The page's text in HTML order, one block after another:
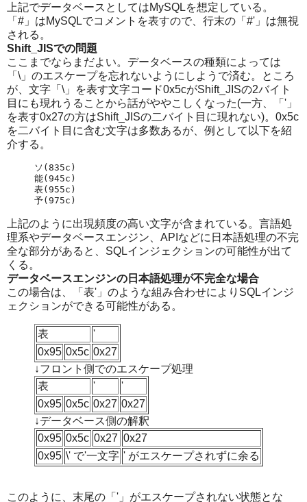
上記でデータベースとしてはMySQLを想定している。
「#」はMySQLでコメントを表すので、行末の「#'」は無視
される。
Shift_JISでの問題
ここまでならまだよい。データベースの種類によっては
「\」のエスケープを忘れないようにしようで済む。ところ
が、文字「\」を表す文字コード0x5cがShift_JISの2バイト
目にも現れうることから話がややこしくなった(一方、「'」
を表す0x27の方はShift_JISの二バイト目に現れない)。0x5c
を二バイト目に含む文字は多数あるが、例として以下を紹
介する。
ソ(835c)
能(945c)
表(955c)
上記のように出現頻度の高い文字が含まれている。言語処
理系やデータベースエンジン、APIなどに日本語処理の不完
全な部分があると、SQLインジェクションの可能性が出て
くる。
データベースエンジンの日本語処理が不完全な場合
この場合は、「表'」のような組み合わせによりSQLインジ
ェクションができる可能性がある。
表
'
0x95 0x5c 0x27
↓フロント側でのエスケープ処理
表
'
'
0x95 0x5c 0x27 0x27
↓データベース側の解釈
0x95 0x5c 0x27 0x27
0x95 \' で'一文字 ' がエスケープされずに余る
このように、末尾の「'」がエスケープされない状態とな